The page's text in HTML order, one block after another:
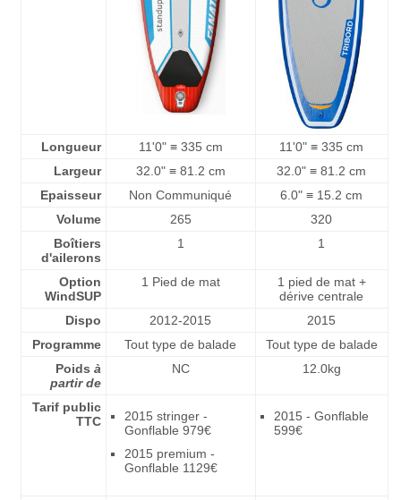
Longueur 11'0" ≡ 335 cm
11'0" ≡ 335 cm
Largeur
32.0" ≡ 81.2 cm
32.0" ≡ 81.2 cm
Epaisseur
Non Communiqué
6.0" ≡ 15.2 cm
Volume
265
320
Boîtiers
d'ailerons
1 1
Option
WindSUP
1 Pied de mat
1 pied de mat +
dérive centrale
Dispo
2012-2015
2015
Programme
Tout type de balade
Tout type de balade
Poids à
partir de
NC 12.0kg
Tarif public
TTC
2015 stringer -
Gonflable 979€
2015 premium -
Gonflable 1129€
2015 - Gonflable
599€